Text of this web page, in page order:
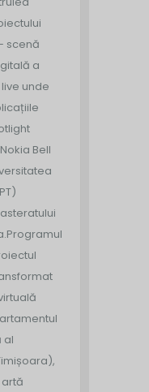
scenă
a
unde
Bell
Programul
al